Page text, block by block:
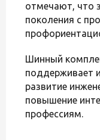
отмечают, что
поколения с
Шинный
поддерживает
развитие
повышение
профессиям.